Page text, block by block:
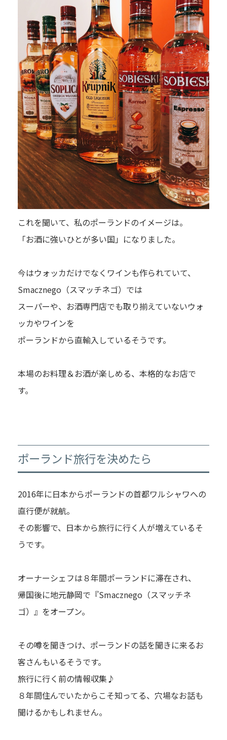
これを聞いて、私のポーランドのイメージは。
「お酒に強いひとが多い国」になりました。
今はウォッカだけでなくワインも作られていて、
Smacznego（スマッチネゴ）では
スーパーや、お酒専門店でも取り揃えていないウォ
ッカやワインを
ポーランドから直輸入しているそうです。
本場のお料理＆お酒が楽しめる、本格的なお店で
す。
ポーランド旅行を決めたら
2016年に日本からポーランドの首都ワルシャワへの
直行便が就航。
その影響で、日本から旅行に行く人が増えているそ
うです。
オーナーシェフは８年間ポーランドに滞在され、
帰国後に地元静岡で『Smacznego（スマッチネ
ゴ）』をオープン。
その噂を聞きつけ、ポーランドの話を聞きに来るお
客さんもいるそうです。
旅行に行く前の情報収集♪
８年間住んでいたからこそ知ってる、穴場なお話も
聞けるかもしれません。